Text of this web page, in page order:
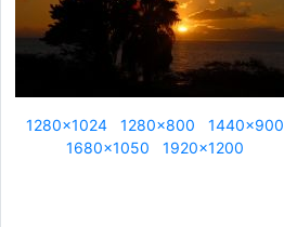
1280x1024 1280x800
1440x900
1680x1050
1920x1200